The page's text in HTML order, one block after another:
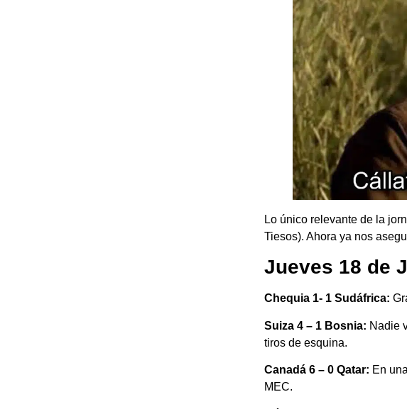
Lo único relevante de la
Tiesos). Ahora ya nos
Jueves 18 de
Chequia 1- 1 Sudáfrica:
Suiza 4 – 1 Bosnia: Nadie
tiros de esquina.
Canadá 6 – 0 Qatar: En
MEC.